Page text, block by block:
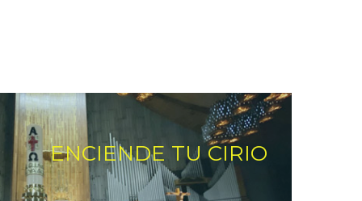
ENCIENDE TU CIRIO